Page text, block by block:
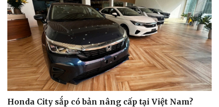
Sức khỏe
Dinh dưỡng - món ngon
Đời sống
Nhà đẹp
Blog
Honda City sắp có bản nâng cấp tại Việt Nam?